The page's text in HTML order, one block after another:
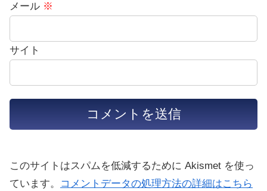
メール ※
サイト
このサイトはスパムを低減するために Akismet を使っ
ています。
コメントデータの処理方法の詳細はこちら